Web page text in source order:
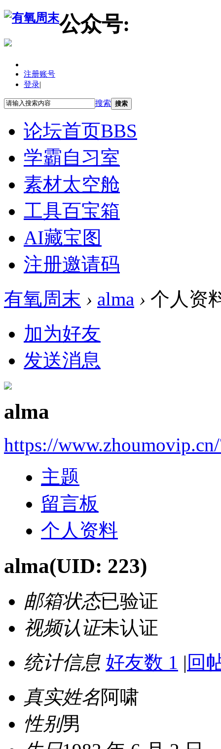
公众号:
注册账号
登录|
搜索 搜索
论坛首页BBS
学霸自习室
素材太空舱
工具百宝箱
AI藏宝图
注册邀请码
有氧周末 › alma › 个人资
加为好友
发送消息
alma
https://
主题
留言板
个人资料
alma(UID: 223)
邮箱状态已验证
视频认证未认证
统计信息 好友数 1 | 回
真实姓名阿啸
性别男